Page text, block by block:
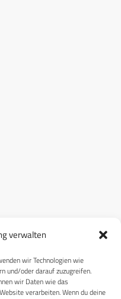
verwalten
wir Technologien wie
und/oder darauf zuzugreifen.
wir Daten wie das
verarbeiten. Wenn du deine